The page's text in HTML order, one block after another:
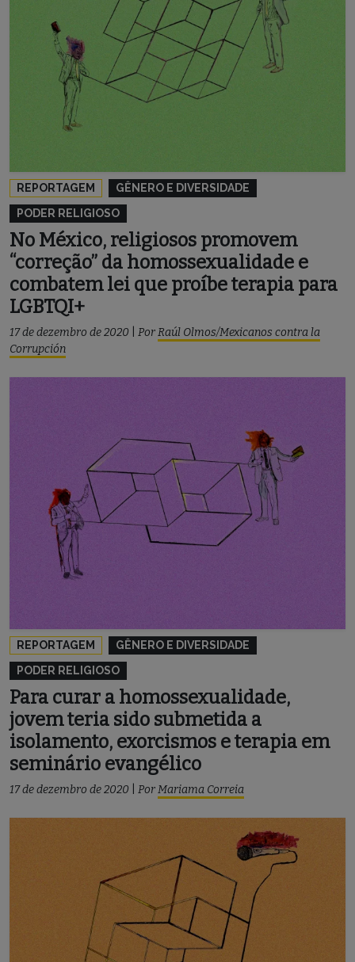
REPORTAGEM
GÊNERO E DIVERSIDADE
PODER RELIGIOSO
No México, religiosos promovem
“correção” da homossexualidade e
combatem lei que proíbe terapia para
LGBTQI+
17 de dezembro de 2020 PorRaúl Olmos/Mexicanos contra la
Corrupción
REPORTAGEM
GÊNERO E DIVERSIDADE
PODER RELIGIOSO
Para curar a homossexualidade,
jovem teria sido submetida a
isolamento, exorcismos e terapia em
seminário evangélico
17 de dezembro de 2020 PorMariama Correia